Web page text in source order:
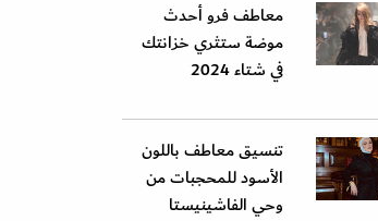
معاطف فرو أحدث
موضة ستثري خزانتك
في شتاء 2024
تنسيق معاطف باللون
الأسود للمحجبات من
وحي الفاشينيستا